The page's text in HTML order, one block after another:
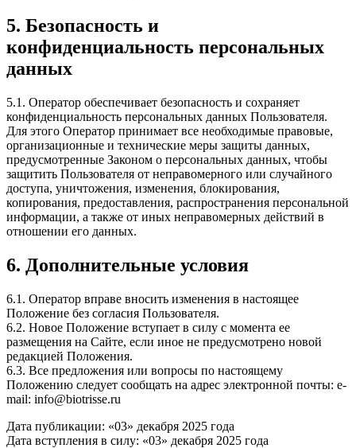
5. Безопасность и
конфиденциальность персональных
данных
5.1. Оператор обеспечивает безопасность и сохраняет
конфиденциальность персональных данных Пользователя.
Для этого Оператор принимает все необходимые правовые,
организационные и технические меры защиты данных,
предусмотренные Законом о персональных данных, чтобы
защитить Пользователя от неправомерного или случайного
доступа, уничтожения, изменения, блокирования,
копирования, предоставления, распространения персональной
информации, а также от иных неправомерных действий в
отношении его данных.
6. Дополнительные условия
6.1. Оператор вправе вносить изменения в настоящее
Положение без согласия Пользователя.
6.2. Новое Положение вступает в силу с момента ее
размещения на Сайте, если иное не предусмотрено новой
редакцией Положения.
6.3. Все предложения или вопросы по настоящему
Положению следует сообщать на адрес электронной почты: e-
mail: info@biotrisse.ru
Дата публикации: «03» декабря 2025 года
Дата вступления в силу: «03» декабря 2025 года